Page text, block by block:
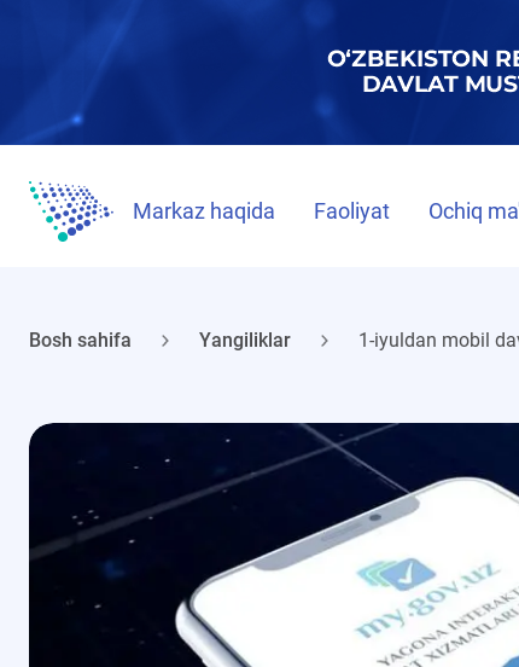
Markaz haqida Faoliyat Ochiq
Bosh sahifa Yangiliklar 1-iyuldan mobil